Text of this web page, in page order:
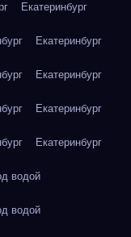
Екатеринбург
Екатеринбург
Екатеринбург
Екатеринбург
Екатеринбург
водой
водой